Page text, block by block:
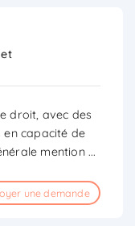
droit, avec des
en capacité de
mention...
une demande